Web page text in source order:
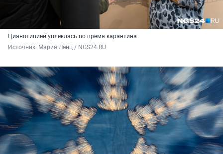
Цианотипией увлеклась во время карантина
Источник: Мария Ленц / NGS24.RU